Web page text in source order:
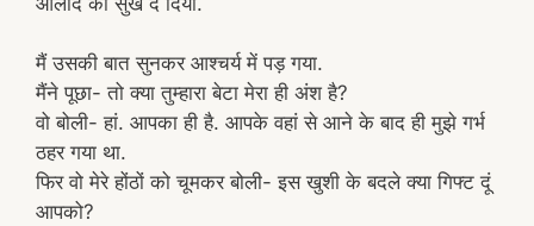
मैं उसकी बात सुनकर आश्चर्य में पड़ गया.
मैंने पूछा- तो क्या तुम्हारा बेटा मेरा ही अंश है?
वो बोली- हां. आपका ही है. आपके वहां से आने के बाद ही मुझे गर्भ
ठहर गया था.
फिर वो मेरे होंठों को चूमकर बोली- इस खुशी के बदले क्या गिफ्ट दूं
आपको?